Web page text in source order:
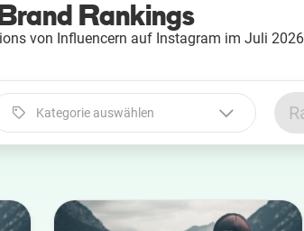
Rankings
von Influencern auf Instagram im Juli 2026
Kategorie auswählen
Beauty